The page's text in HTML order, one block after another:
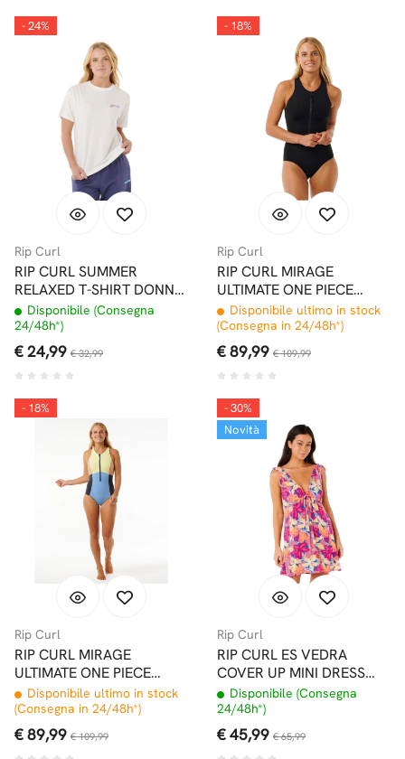
- 24%
Rip Curl
RIP CURL SUMMER
RELAXED T-SHIRT DONNA
BONE
Disponibile (Consegna
24/48h*)
€ 24,99 € 32,99
- 18%
Rip Curl
RIP CURL MIRAGE
ULTIMATE ONE PIECE
COSTUME INTERO BLACK
Disponibile ultimo in stock
(Consegna in 24/48h*)
€ 89,99 € 109,99
- 18%
Rip Curl
RIP CURL MIRAGE
ULTIMATE ONE PIECE
COSTUME INTERO
MULTICOLOR
Disponibile ultimo in stock
(Consegna in 24/48h*)
€ 89,99 € 109,99
- 30%
Novità
Rip Curl
RIP CURL ES VEDRA
COVER UP MINI DRESS
MULTI
Disponibile (Consegna
24/48h*)
€ 45,99 € 65,99